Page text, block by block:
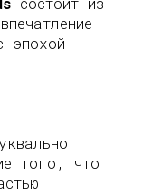
эпохой
того, что